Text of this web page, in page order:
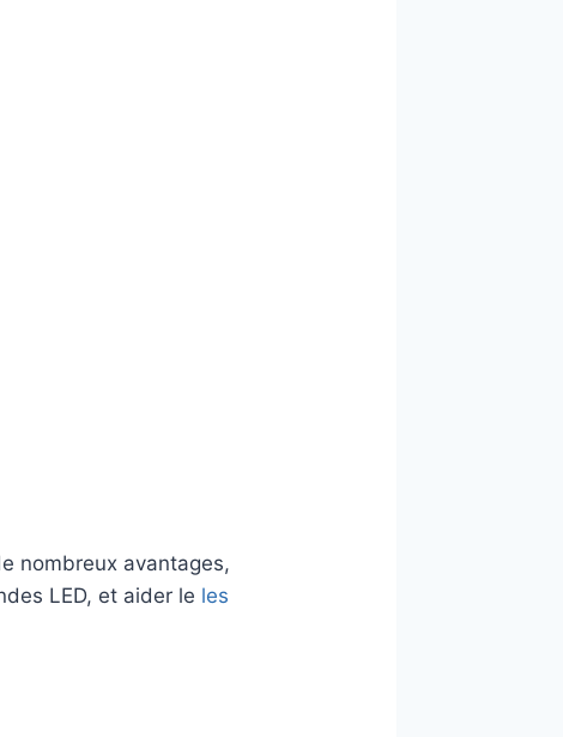
nombreux avantages,
LED, et aider le les